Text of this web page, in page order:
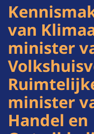
van
minister
minister
Handel en